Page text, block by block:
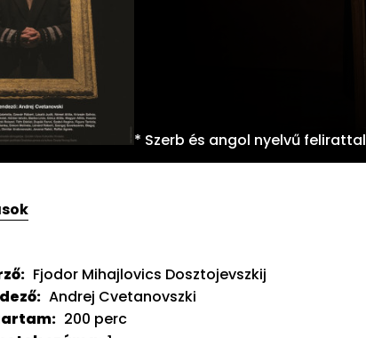
* Szerb és angol nyelvű felirattal
Fjodor Mihajlovics Dosztojevszkij
Andrej Cvetanovszki
200 perc